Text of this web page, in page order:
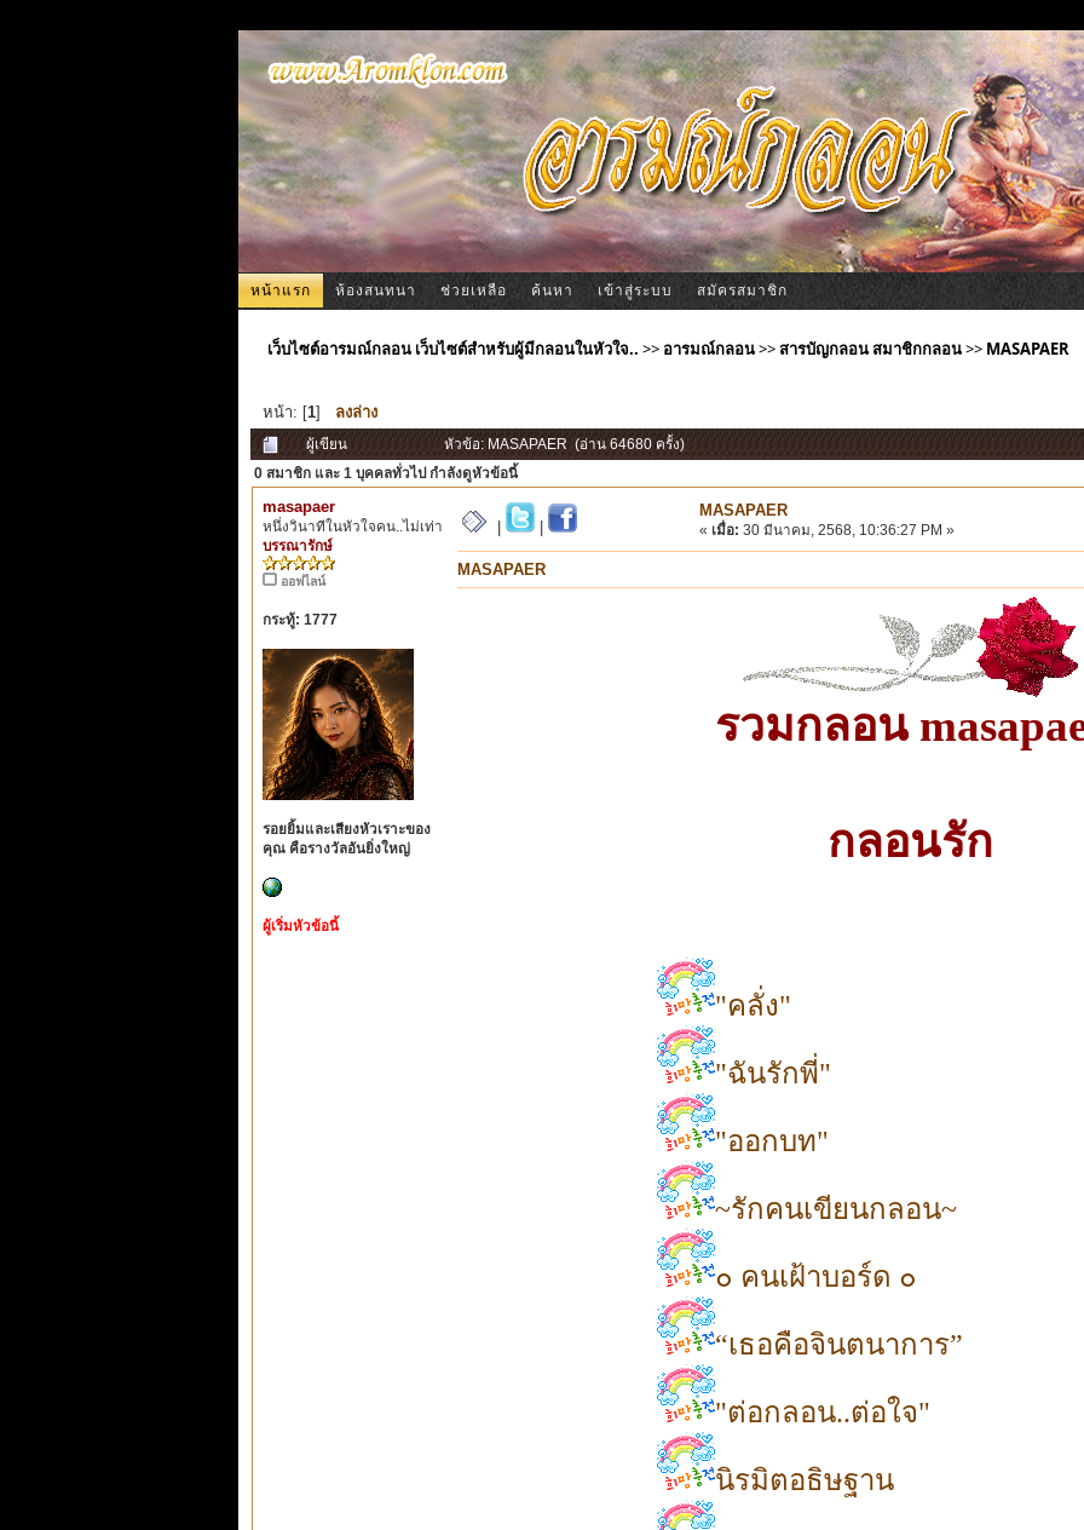
หน้าแรก ห้องสนทนา ช่วยเหลือ ค้นหา เข้าสู่ระบบ สมัครสมาชิก
เว็บไซต์อารมณ์กลอน เว็บไซต์สำหรับผู้มีกลอนในหัวใจ.. >> อารมณ์กลอน>>สารบัญกลอน สมาชิกกลอน>> MASAPAER
หน้า: [1] ลงล่าง
ผู้เขียน
หัวข้อ: MASAPAER (อ่าน 64680 ครั้ง)
0 สมาชิก และ 1 บุคคลทั่วไป กำลังดูหัวข้อนี้
masapaer
หนึ่งวินาทีในหัวใจคน..ไม่เท่า
บรรณารักษ์
ออฟไลน์
กระทู้: 1777
รอยยิ้มและเสียงหัวเราะของ
คุณ คือรางวัลอันยิ่งใหญ่
ผู้เริ่มหัวข้อนี้
MASAPAER
« เมื่อ: 30 มีนาคม, 2568, 10:36:27 PM »
MASAPAER
รวมกลอน
กลอนรัก
"คลั่ง"
"ฉันรักพี่"
"ออกบท"
~รักคนเขียนกลอน~
๐ คนเฝ้าบอร์ด ๐
“เธอคือจินตนาการ”
"ต่อกลอน..ต่อใจ"
นิรมิตอธิษฐาน